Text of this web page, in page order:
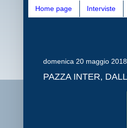
Home page Interviste
domenica 20 maggio 2018
PAZZA INTER,